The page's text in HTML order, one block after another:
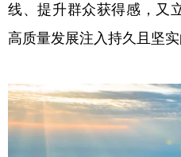
线、提升群众获得感，又
高质量发展注入持久且坚实